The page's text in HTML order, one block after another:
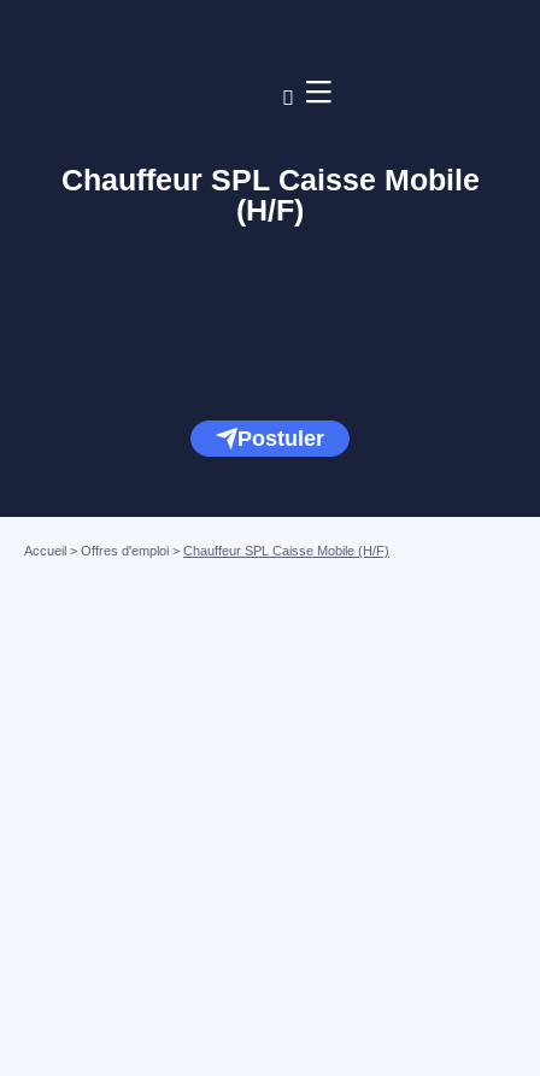
Chauffeur SPL Caisse Mobile
(H/F)
Postuler
Accueil > Offres d'emploi > Chauffeur SPL Caisse Mobile (H/F)